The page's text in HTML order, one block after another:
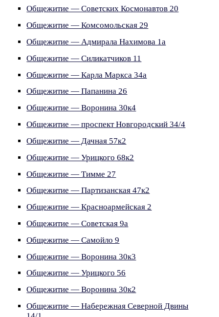
Общежитие — Советских Космонавтов 20
Общежитие — Комсомольская 29
Общежитие — Адмирала Нахимова 1а
Общежитие — Силикатчиков 11
Общежитие — Карла Маркса 34а
Общежитие — Папанина 26
Общежитие — Воронина 30к4
Общежитие — проспект Новгородский 34/4
Общежитие — Дачная 57к2
Общежитие — Урицкого 68к2
Общежитие — Тимме 27
Общежитие — Партизанская 47к2
Общежитие — Красноармейская 2
Общежитие — Советская 9а
Общежитие — Самойло 9
Общежитие — Воронина 30к3
Общежитие — Урицкого 56
Общежитие — Воронина 30к2
Общежитие — Набережная Северной Двины